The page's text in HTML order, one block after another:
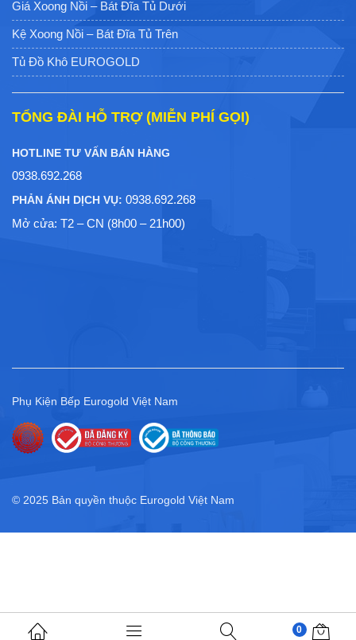
Giá Xoong Nồi – Bát Đĩa Tủ Dưới
Kệ Xoong Nồi – Bát Đĩa Tủ Trên
Tủ Đồ Khô EUROGOLD
TỔNG ĐÀI HỖ TRỢ (MIỄN PHÍ GỌI)
HOTLINE TƯ VẤN BÁN HÀNG
0938.692.268
PHẢN ÁNH DỊCH VỤ: 0938.692.268
Mở cửa: T2 – CN (8h00 – 21h00)
© 2025 Bản quyền thuộc Eurogold Việt Nam
Phụ Kiện Bếp Eurogold Việt Nam
0